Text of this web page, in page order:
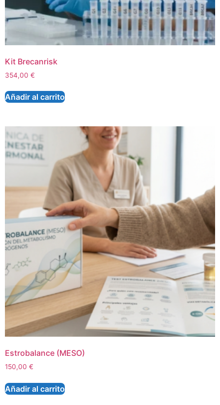
Kit Brecanrisk
354,00 €
Añadir al carrito
Estrobalance (MESO)
150,00 €
Añadir al carrito